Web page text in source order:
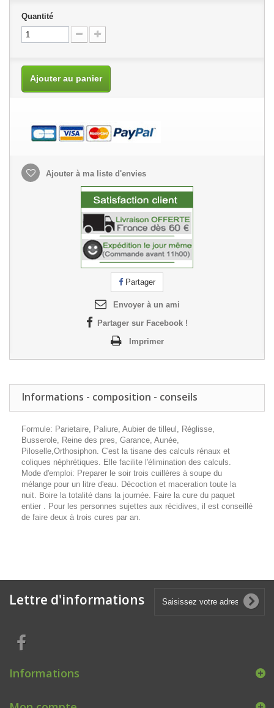
Quantité
Ajouter au panier
Ajouter à ma liste d'envies
Partager
Envoyer à un ami
Partager sur Facebook !
Imprimer
Informations - composition - conseils
Formule: Parietaire, Paliure, Aubier de tilleul, Réglisse,
Busserole, Reine des pres, Garance, Aunée,
Piloselle,Orthosiphon. C'est la tisane des calculs rénaux et
coliques néphrétiques. Elle facilite l'élimination des calculs.
Mode d'emploi: Preparer le soir trois cuillères à soupe du
mélange pour un litre d'eau. Décoction et maceration toute la
nuit. Boire la totalité dans la journée. Faire la cure du paquet
entier . Pour les personnes sujettes aux récidives, il est conseillé
de faire deux à trois cures par an.
Lettre d'informations
Informations